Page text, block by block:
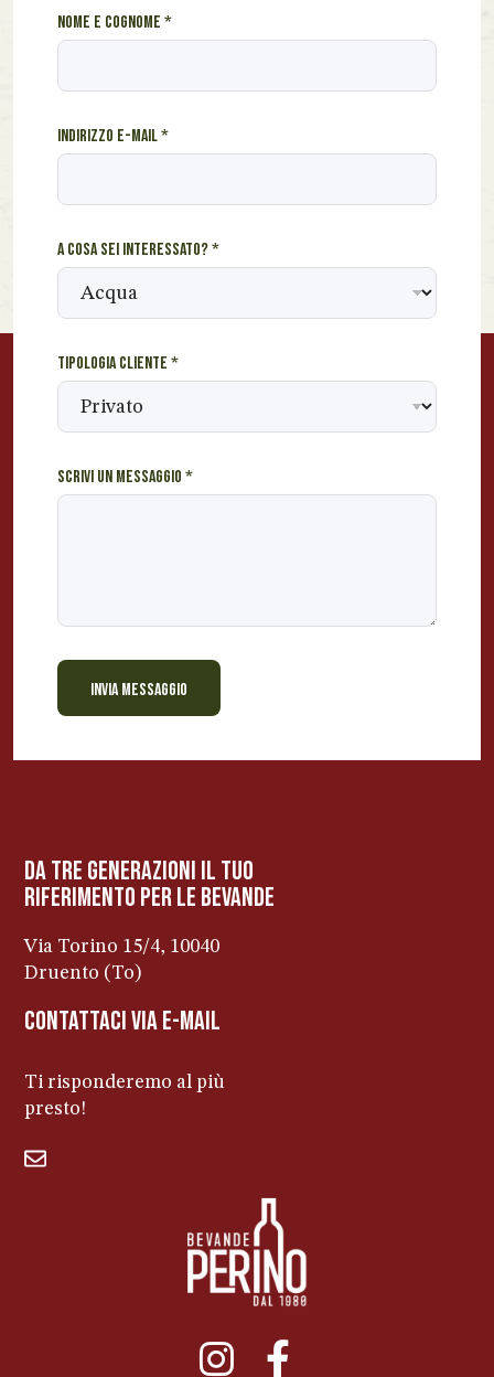
Nome e cognome *
Indirizzo e-mail*
A cosa sei interessato?*
Tipologia cliente *
Scrivi un messaggio *
INVIA MESSAGGIO
da tre generazioni il tuo
riferimento per le bevanDe
Via Torino 15/4, 10040
Druento (To)
contattaci via e-mail
Ti risponderemo al più
presto!
011ENTERPRISE.COM